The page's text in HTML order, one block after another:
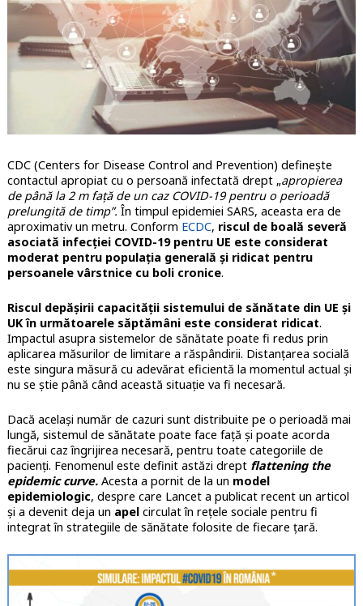
CDC (Centers for Disease Control and Prevention) definește
contactul apropiat cu o persoană infectată drept „apropierea
de până la 2 m față de un caz COVID-19 pentru o perioadă
prelungită de timp”. În timpul epidemiei SARS, aceasta era de
aproximativ un metru. Conform ECDC, riscul de boală severă
asociată infecției COVID-19 pentru UE este considerat
moderat pentru populația generală și ridicat pentru
persoanele vârstnice cu boli cronice.
Riscul depășirii capacității sistemului de sănătate din UE și
UK în următoarele săptămâni este considerat ridicat.
Impactul asupra sistemelor de sănătate poate fi redus prin
aplicarea măsurilor de limitare a răspândirii. Distanțarea socială
este singura măsură cu adevărat eficientă la momentul actual și
nu se știe până când această situație va fi necesară.
Dacă același număr de cazuri sunt distribuite pe o perioadă mai
lungă, sistemul de sănătate poate face față și poate acorda
fiecărui caz îngrijirea necesară, pentru toate categoriile de
pacienți. Fenomenul este definit astăzi drept flattening the
epidemic curve. Acesta a pornit de la un model
epidemiologic, despre care Lancet a publicat recent un articol
și a devenit deja un apelcirculat în rețele sociale pentru fi
integrat în strategiile de sănătate folosite de fiecare țară.